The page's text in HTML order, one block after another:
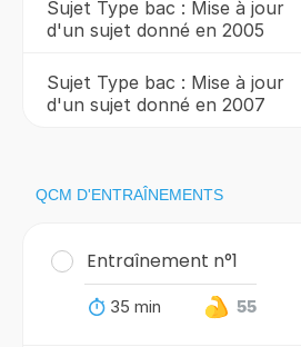
Sujet Type bac : Mise à jour
d'un sujet donné en 2005
Sujet Type bac : Mise à jour
d'un sujet donné en 2007
QCM D'ENTRAÎNEMENTS
Entraînement n°1
35 min 55